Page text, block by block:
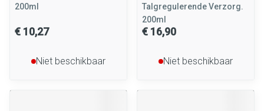
200ml
€ 10,27
Niet beschikbaar
Talgregulerende Verzorg.
200ml
€ 16,90
Niet beschikbaar